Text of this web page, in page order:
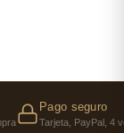
Pago seguro
Tarjeta, PayPal, 4